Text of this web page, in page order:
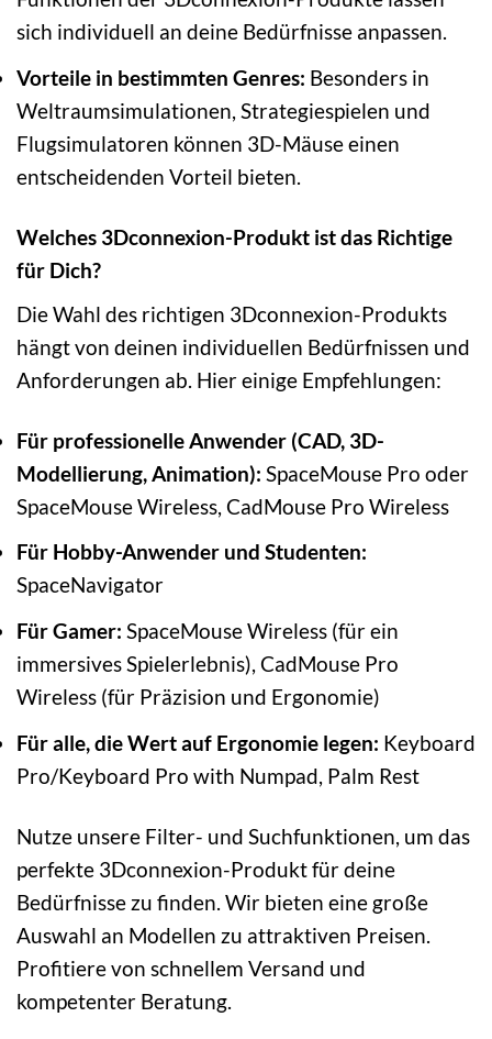
sich individuell an deine Bedürfnisse anpassen.
Vorteile in bestimmten Genres: Besonders in
Weltraumsimulationen, Strategiespielen und
Flugsimulatoren können 3D-Mäuse einen
entscheidenden Vorteil bieten.
Welches 3Dconnexion-Produkt ist das Richtige
für Dich?
Die Wahl des richtigen 3Dconnexion-Produkts
hängt von deinen individuellen Bedürfnissen und
Anforderungen ab. Hier einige Empfehlungen:
Für professionelle Anwender (CAD, 3D-
Modellierung, Animation): SpaceMouse Pro oder
SpaceMouse Wireless, CadMouse Pro Wireless
Für Hobby-Anwender und Studenten:
SpaceNavigator
Für Gamer: SpaceMouse Wireless (für ein
immersives Spielerlebnis), CadMouse Pro
Wireless (für Präzision und Ergonomie)
Für alle, die Wert auf Ergonomie legen: Keyboard
Pro/Keyboard Pro with Numpad, Palm Rest
Nutze unsere Filter- und Suchfunktionen, um das
perfekte 3Dconnexion-Produkt für deine
Bedürfnisse zu finden. Wir bieten eine große
Auswahl an Modellen zu attraktiven Preisen.
Profitiere von schnellem Versand und
kompetenter Beratung.